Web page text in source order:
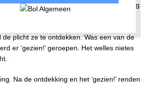
over, namelijk degene die bij ‘weg’ nog
De anderen kregen de tijd (tellen tot
hè!) zich te verstoppen en de
plicht ze te ontdekken. Was een van de
er ‘gezien!’ geroepen. Het welles nietes
Na de ontdekking en het ‘gezien!’ renden